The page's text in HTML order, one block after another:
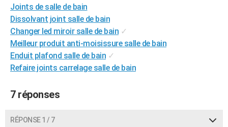
GUIDES D'ACHAT
BONS PLANS
CARTE DE VOEUX
Dictionnaire
Biographies
Citations
Expressions
Proverbes
PROGRAMME TV
COPAINS D'AVANT
Joints de salle de bain
Dissolvant joint salle de bain
Changer led miroir salle de bain ✓
Meilleur produit anti-moisissure salle de bain
Enduit plafond salle de bain ✓
Refaire joints carrelage salle de bain
7 réponses
RÉPONSE 1 / 7